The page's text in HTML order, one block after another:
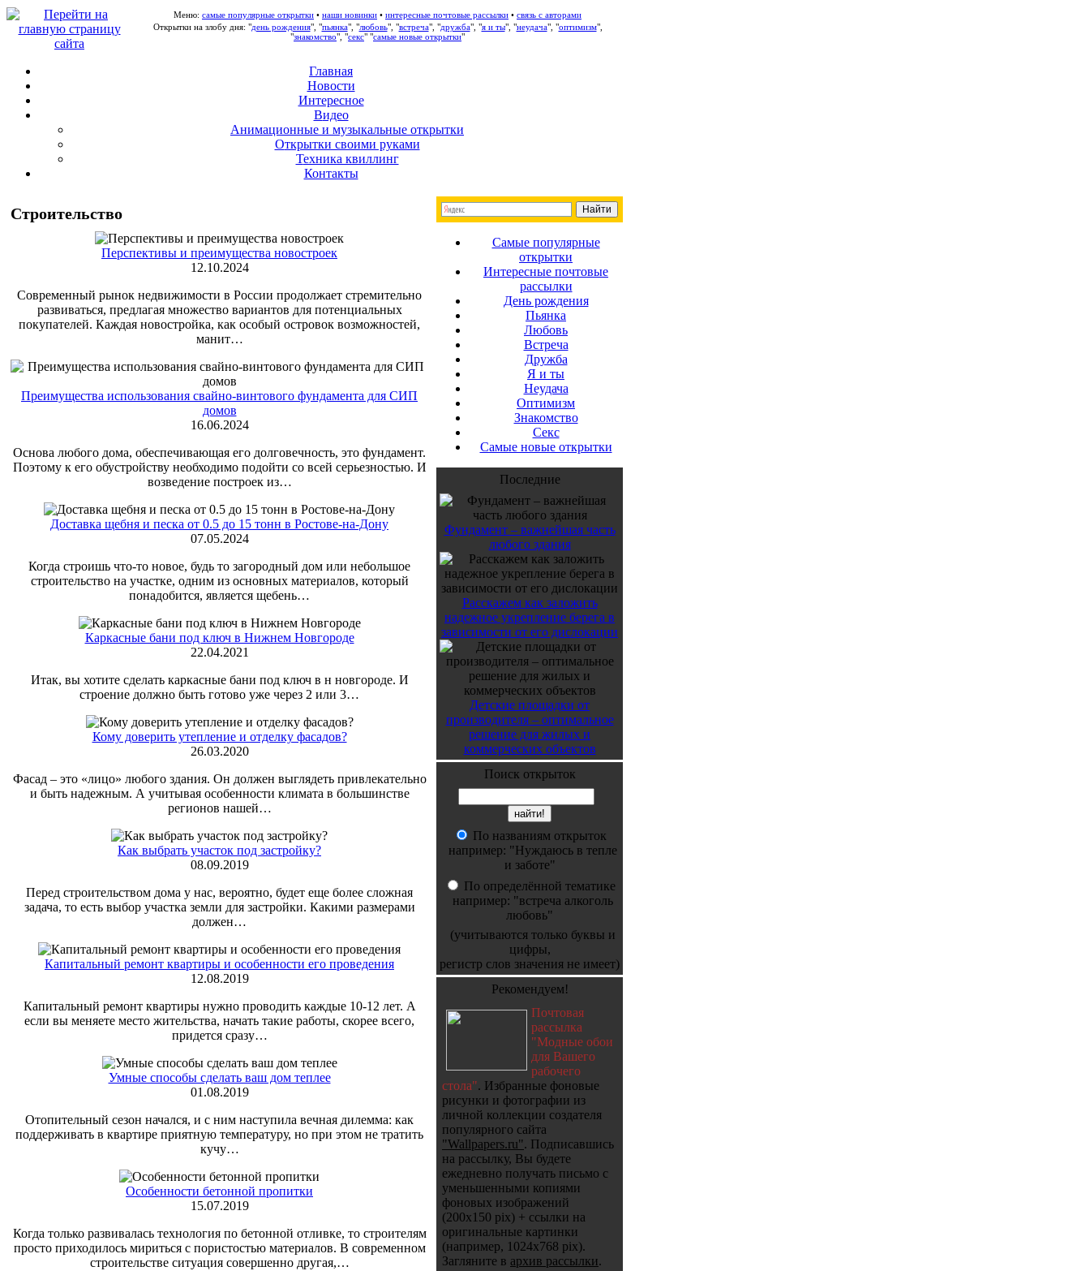
Меню: самые популярные открытки • наши новинки • интересные почтовые рассылки • связь с авторами
Открытки на злобу дня: "день рождения", "пьянка", "любовь", "встреча", "дружба", "я и ты", "неудача", "оптимизм",
"знакомство", "секс" "самые новые открытки"
Главная
Новости
Интересное
Видео
Анимационные и музыкальные открытки
Открытки своими руками
Техника квиллинг
Контакты
Строительство
Перспективы и преимущества новостроек
12.10.2024
Современный рынок недвижимости в России продолжает стремительно
развиваться, предлагая множество вариантов для потенциальных
покупателей. Каждая новостройка, как особый островок возможностей,
манит…
Преимущества использования свайно-винтового фундамента для СИП
домов
16.06.2024
Основа любого дома, обеспечивающая его долговечность, это фундамент.
Поэтому к его обустройству необходимо подойти со всей серьезностью. И
возведение построек из…
Доставка щебня и песка от 0.5 до 15 тонн в Ростове-на-Дону
07.05.2024
Когда строишь что-то новое, будь то загородный дом или небольшое
строительство на участке, одним из основных материалов, который
понадобится, является щебень…
Каркасные бани под ключ в Нижнем Новгороде
22.04.2021
Итак, вы хотите сделать каркасные бани под ключ в н новгороде. И
строение должно быть готово уже через 2 или 3…
Кому доверить утепление и отделку фасадов?
26.03.2020
Фасад – это «лицо» любого здания. Он должен выглядеть привлекательно
и быть надежным. А учитывая особенности климата в большинстве
регионов нашей…
Как выбрать участок под застройку?
08.09.2019
Перед строительством дома у нас, вероятно, будет еще более сложная
задача, то есть выбор участка земли для застройки. Какими размерами
должен…
Капитальный ремонт квартиры и особенности его проведения
12.08.2019
Капитальный ремонт квартиры нужно проводить каждые 10-12 лет. А
если вы меняете место жительства, начать такие работы, скорее всего,
придется сразу…
Умные способы сделать ваш дом теплее
01.08.2019
Отопительный сезон начался, и с ним наступила вечная дилемма: как
поддерживать в квартире приятную температуру, но при этом не тратить
кучу…
Особенности бетонной пропитки
15.07.2019
Когда только развивалась технология по бетонной отливке, то строителям
просто приходилось мириться с пористостью материалов. В современном
строительстве ситуация совершенно другая,…
Самые популярные
открытки
Интересные почтовые
рассылки
День рождения
Пьянка
Любовь
Встреча
Дружба
Я и ты
Неудача
Оптимизм
Знакомство
Секс
Самые новые открытки
Последние
Фундамент – важнейшая часть
любого здания
Расскажем как заложить
надежное укрепление берега в
зависимости от его дислокации
Детские площадки от
производителя – оптимальное
решение для жилых и
коммерческих объектов
Поиск открыток
По названиям открыток
например: "Нуждаюсь в тепле
и заботе"
По определённой тематике
например: "встреча алкоголь
любовь"
(учитываются только буквы и
цифры,
регистр слов значения не имеет)
Рекомендуем!
Почтовая
рассылка
"Модные обои
для Вашего
рабочего
стола". Избранные фоновые
рисунки и фотографии из
личной коллекции создателя
популярного сайта
"Wallpapers.ru". Подписавшись
на рассылку, Вы будете
ежедневно получать письмо с
уменьшенными копиями
фоновых изображений
(200x150 pix) + ссылки на
оригинальные картинки
(например, 1024x768 pix).
Загляните в архив рассылки.